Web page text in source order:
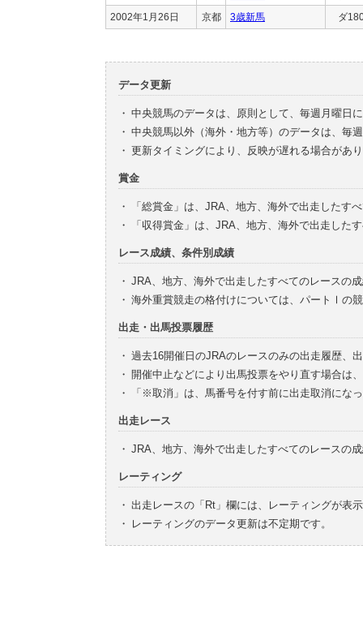
2002年1月26日 京都 3歳新馬 ダ
データ更新
・ 中央競馬のデータは、原則として、毎週月曜日
・ 中央競馬以外（海外・地方等）のデータは、毎
・ 更新タイミングにより、反映が遅れる場合があ
賞金
・
「総賞金」は、JRA、地方、海外で出走したす
・
「収得賞金」は、JRA、地方、海外で出走した
レース成績、条件別成績
・ JRA、地方、海外で出走したすべてのレースの
・ 海外重賞競走の格付けについては、パートⅠの
出走・出馬投票履歴
・ 過去16開催日のJRAのレースのみの出走履歴、
・ 開催中止などにより出馬投票をやり直す場合は
・
「※取消」は、馬番号を付す前に出走取消にな
出走レース
・ JRA、地方、海外で出走したすべてのレースの
レーティング
・ 出走レースの「Rt」欄には、レーティングが表
・
レーティングのデータ更新は不定期です。